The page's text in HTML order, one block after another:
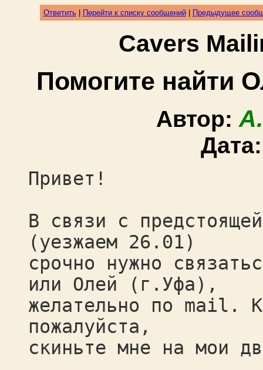
Ответить| Перейти к списку сообщений| Предыдущее
Cavers
Помогите найти
Автор:
Привет!
В связи с
(уезжаем 26.01)
срочно нужно
или Олей (г.Уфа),
желательно по mail.
пожалуйста,
скиньте мне на мои